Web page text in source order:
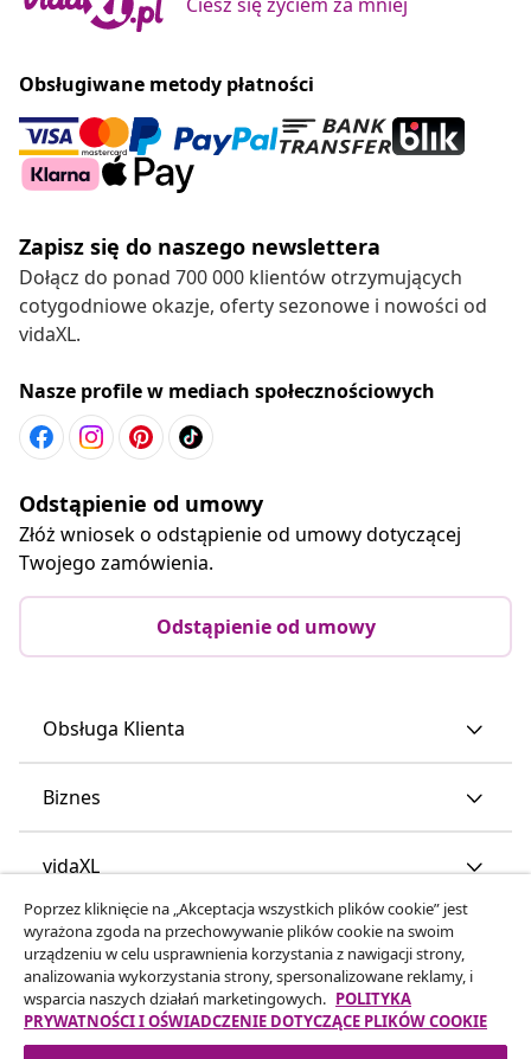
Obsługiwane metody płatności
Zapisz się do naszego newslettera
Dołącz do ponad 700 000 klientów otrzymujących
cotygodniowe okazje, oferty sezonowe i nowości od
vidaXL.
Nasze profile w mediach społecznościowych
Odstąpienie od umowy
Złóż wniosek o odstąpienie od umowy dotyczącej
Twojego zamówienia.
Odstąpienie od umowy
Obsługa Klienta
Biznes
vidaXL
Odkryj więcej
Poprzez kliknięcie na „Akceptacja wszystkich plików cookie” jest
wyrażona zgoda na przechowywanie plików cookie na swoim
urządzeniu w celu usprawnienia korzystania z nawigacji strony,
analizowania wykorzystania strony, spersonalizowane reklamy, i
wsparcia naszych działań marketingowych. POLITYKA
PRYWATNOŚCI I OŚWIADCZENIE DOTYCZĄCE PLIKÓW COOKIE